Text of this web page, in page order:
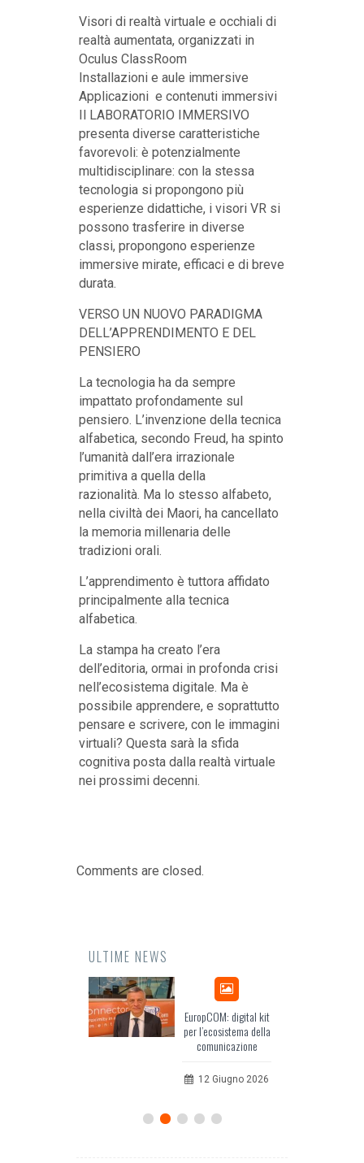
Visori di realtà virtuale e occhiali di
realtà aumentata, organizzati in
Oculus ClassRoom
Installazioni e aule immersive
Applicazioni e contenuti immersivi
Il LABORATORIO IMMERSIVO
presenta diverse caratteristiche
favorevoli: è potenzialmente
multidisciplinare: con la stessa
tecnologia si propongono più
esperienze didattiche, i visori VR si
possono trasferire in diverse
classi, propongono esperienze
immersive mirate, efficaci e di breve
durata.
VERSO UN NUOVO PARADIGMA
DELL’APPRENDIMENTO E DEL
PENSIERO
La tecnologia ha da sempre
impattato profondamente sul
pensiero. L’invenzione della tecnica
alfabetica, secondo Freud, ha spinto
l’umanità dall’era irrazionale
primitiva a quella della
razionalità. Ma lo stesso alfabeto,
nella civiltà dei Maori, ha cancellato
la memoria millenaria delle
tradizioni orali.
L’apprendimento è tuttora affidato
principalmente alla tecnica
alfabetica.
La stampa ha creato l’era
dell’editoria, ormai in profonda crisi
nell’ecosistema digitale. Ma è
possibile apprendere, e soprattutto
pensare e scrivere, con le immagini
virtuali? Questa sarà la sfida
cognitiva posta dalla realtà virtuale
nei prossimi decenni.
Comments are closed.
ULTIME NEWS
EuropCOM: digital kit
per l’ecosistema della
comunicazione
12 Giugno 2026